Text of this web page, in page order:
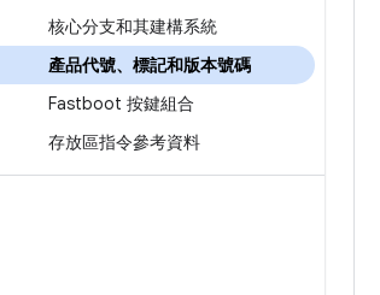
核心分支和其建構系統
產品代號、標記和版本號碼
Fastboot 按鍵組合
存放區指令參考資料